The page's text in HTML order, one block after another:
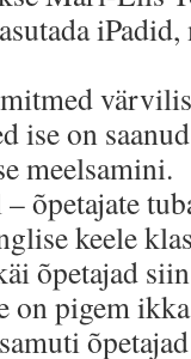
iPadid,
on
meelsamini.
õpetajate
keele
õpetajad
on pigem